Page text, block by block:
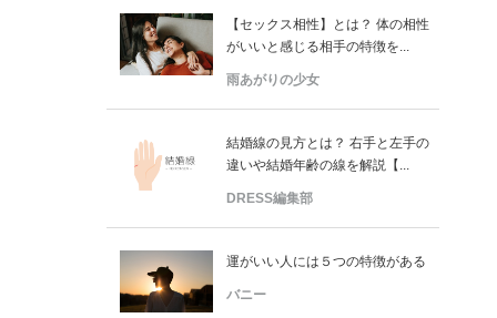
【セックス相性】とは？ 体の相性
がいいと感じる相手の特徴を...
雨あがりの少女
結婚線の見方とは？ 右手と左手の
違いや結婚年齢の線を解説【...
DRESS編集部
運がいい人には５つの特徴がある
バニー